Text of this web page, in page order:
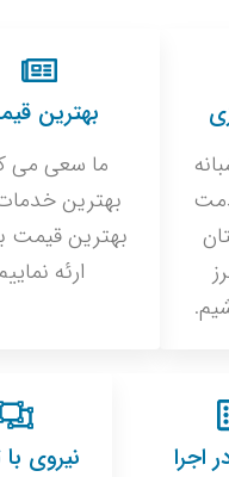
بهترین
ما سعی می
بهترین
بهترین قیمت
ارئه
اجرا نیروی